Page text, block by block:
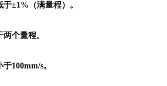
±1%（满量程）。
个量程。
100mm/s。